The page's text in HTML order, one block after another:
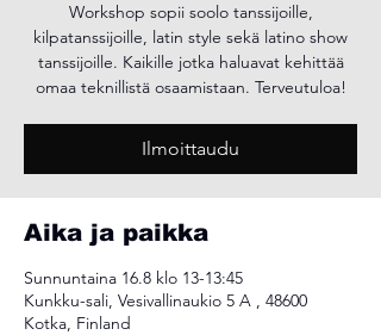
Workshop sopii soolo tanssijoille,
kilpatanssijoille, latin style sekä latino show
tanssijoille. Kaikille jotka haluavat kehittää
omaa teknillistä osaamistaan. Terveutuloa!
Ilmoittaudu
Aika ja paikka
Sunnuntaina 16.8 klo 13-13:45
Kunkku-sali, Vesivallinaukio 5 A , 48600
Kotka, Finland